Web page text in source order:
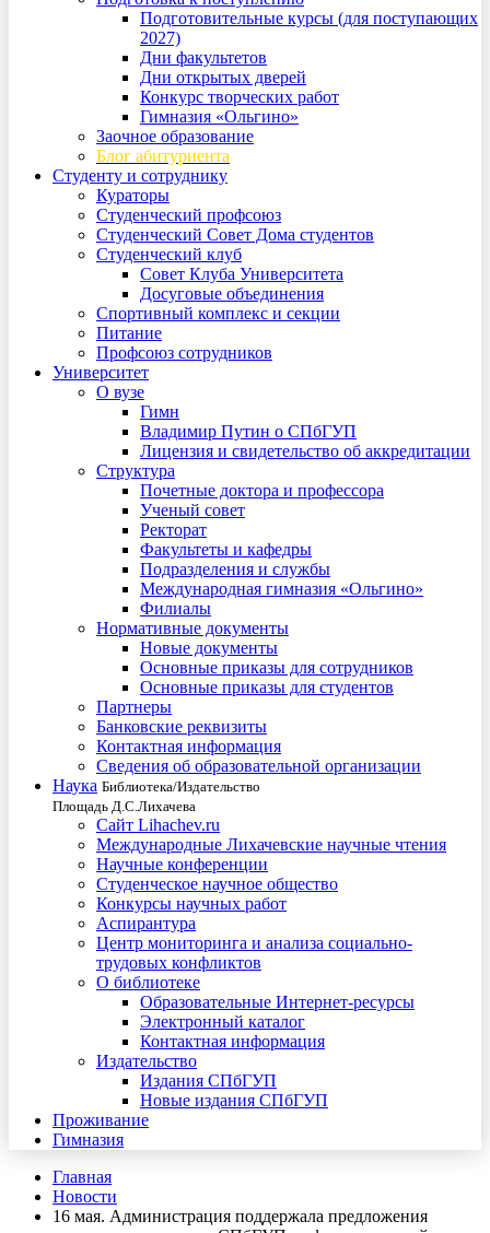
Подготовительные курсы (для поступающих
2027)
Дни факультетов
Дни открытых дверей
Конкурс творческих работ
Гимназия «Ольгино»
Заочное образование
Блог абитуриента
Студенту и сотруднику
Кураторы
Студенческий профсоюз
Студенческий Совет Дома студентов
Студенческий клуб
Совет Клуба Университета
Досуговые объединения
Спортивный комплекс и секции
Питание
Профсоюз сотрудников
Университет
О вузе
Гимн
Владимир Путин о СПбГУП
Лицензия и свидетельство об аккредитации
Структура
Почетные доктора и профессора
Ученый совет
Ректорат
Факультеты и кафедры
Подразделения и службы
Международная гимназия «Ольгино»
Филиалы
Нормативные документы
Новые документы
Основные приказы для сотрудников
Основные приказы для студентов
Партнеры
Банковские реквизиты
Контактная информация
Сведения об образовательной организации
Наука Библиотека/Издательство
Площадь Д.С.Лихачева
Сайт Lihachev.ru
Международные Лихачевские научные чтения
Научные конференции
Студенческое научное общество
Конкурсы научных работ
Аспирантура
Центр мониторинга и анализа социально-
трудовых конфликтов
О библиотеке
Образовательные Интернет-ресурсы
Электронный каталог
Контактная информация
Издательство
Издания СПбГУП
Новые издания СПбГУП
Проживание
Гимназия
Главная
Новости
16 мая. Администрация поддержала предложения